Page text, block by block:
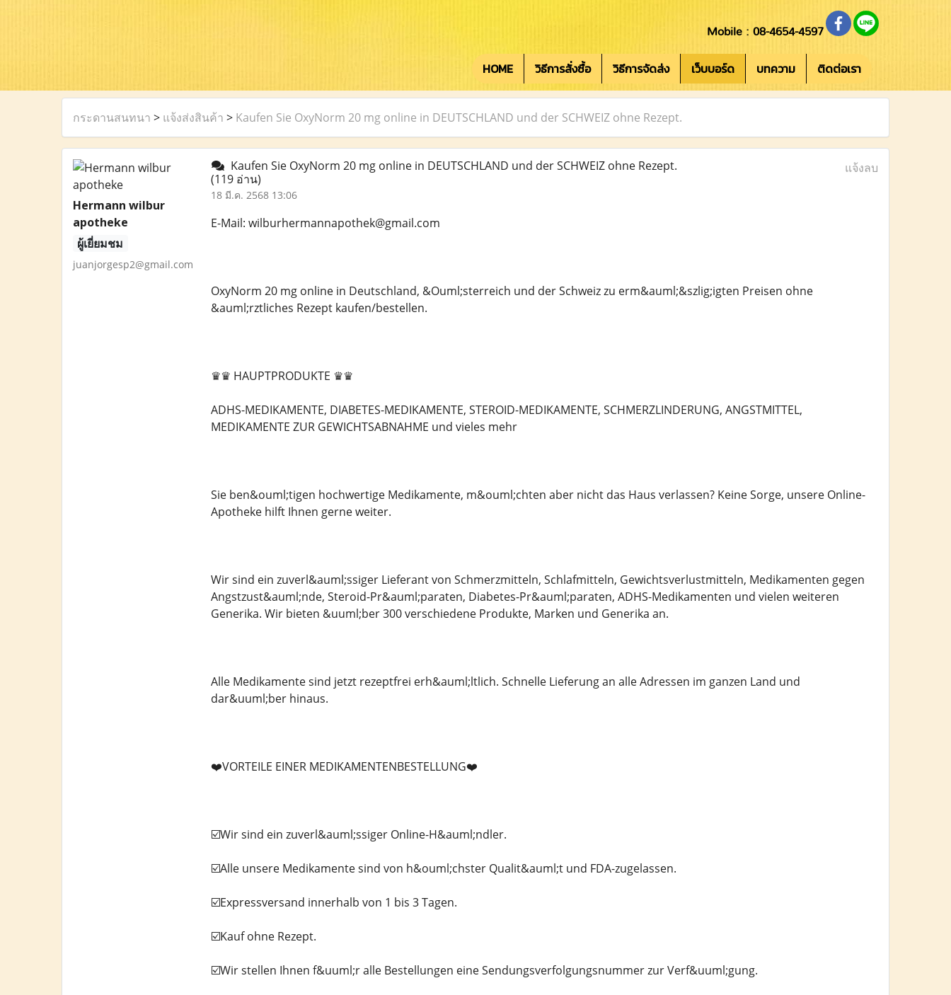
Mobile : 08-4654-4597
HOME วิธีการสั่งซื้อ วิธีการจัดส่ง เว็บบอร์ด บทความ ติดต่อเรา
กระดานสนทนา > แจ้งส่งสินค้า > Kaufen Sie OxyNorm 20 mg online in DEUTSCHLAND und der SCHWEIZ ohne Rezept.
Hermann wilbur
apotheke
ผู้เยี่ยมชม
juanjorgesp2@gmail.com
Kaufen Sie OxyNorm 20 mg online in DEUTSCHLAND und der SCHWEIZ ohne Rezept.
(119 อ่าน)
18 มี.ค. 2568 13:06
แจ้งลบ
E-Mail: wilburhermannapothek@gmail.com
OxyNorm 20 mg online in Deutschland, &Ouml;sterreich und der Schweiz zu erm&auml;&szlig;igten Preisen ohne
&auml;rztliches Rezept kaufen/bestellen.
♛♛ HAUPTPRODUKTE ♛♛
ADHS-MEDIKAMENTE, DIABETES-MEDIKAMENTE, STEROID-MEDIKAMENTE, SCHMERZLINDERUNG, ANGSTMITTEL,
MEDIKAMENTE ZUR GEWICHTSABNAHME und vieles mehr
Sie ben&ouml;tigen hochwertige Medikamente, m&ouml;chten aber nicht das Haus verlassen? Keine Sorge, unsere Online-
Apotheke hilft Ihnen gerne weiter.
Wir sind ein zuverl&auml;ssiger Lieferant von Schmerzmitteln, Schlafmitteln, Gewichtsverlustmitteln, Medikamenten gegen
Angstzust&auml;nde, Steroid-Pr&auml;paraten, Diabetes-Pr&auml;paraten, ADHS-Medikamenten und vielen weiteren
Generika. Wir bieten &uuml;ber 300 verschiedene Produkte, Marken und Generika an.
Alle Medikamente sind jetzt rezeptfrei erh&auml;ltlich. Schnelle Lieferung an alle Adressen im ganzen Land und
dar&uuml;ber hinaus.
❤️VORTEILE EINER MEDIKAMENTENBESTELLUNG❤️
☑️Wir sind ein zuverl&auml;ssiger Online-H&auml;ndler.
☑️Alle unsere Medikamente sind von h&ouml;chster Qualit&auml;t und FDA-zugelassen.
☑️Expressversand innerhalb von 1 bis 3 Tagen.
☑️Kauf ohne Rezept.
☑️Wir stellen Ihnen f&uuml;r alle Bestellungen eine Sendungsverfolgungsnummer zur Verf&uuml;gung.